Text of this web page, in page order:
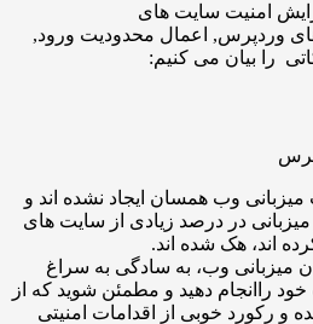
سایت های
اعمال محدودیت ورود,
می کنیم:
وب همسان ایجاد نشده اند و
در درصد زیادی از سایت های
هک شده اند.
وب، به سادگی به سراغ
دهید و مطمئن شوید که از
خوبی از اقدامات امنیتی